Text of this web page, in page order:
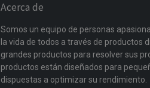
Acerca de
Somos un equipo de personas
la vida de todos a través de productos
grandes productos para resolver sus
productos están diseñados para
dispuestas a optimizar su rendimiento.